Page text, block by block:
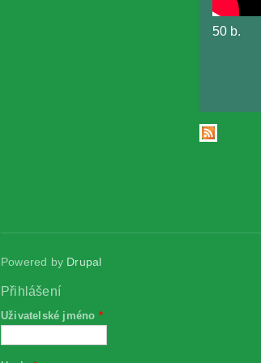
50 b.
Powered by Drupal
Přihlášení
Uživatelské jméno *